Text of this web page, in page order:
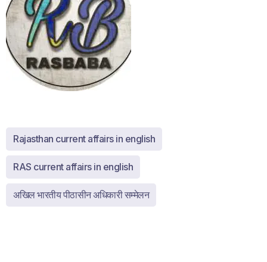
Rajasthan current affairs in english
RAS current affairs in english
अखिल भारतीय पीठासीन अधिकारी सम्मेलन